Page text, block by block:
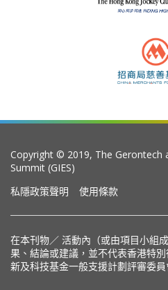
Copyright © 2019, The Gerontech
Summit (GIES)
私隱政策聲明
使用條款
在本刊物／ 活動內（或由項目小組
果、結論或建議，並不代表香港特
新及科技基金一般支援計劃評審委員